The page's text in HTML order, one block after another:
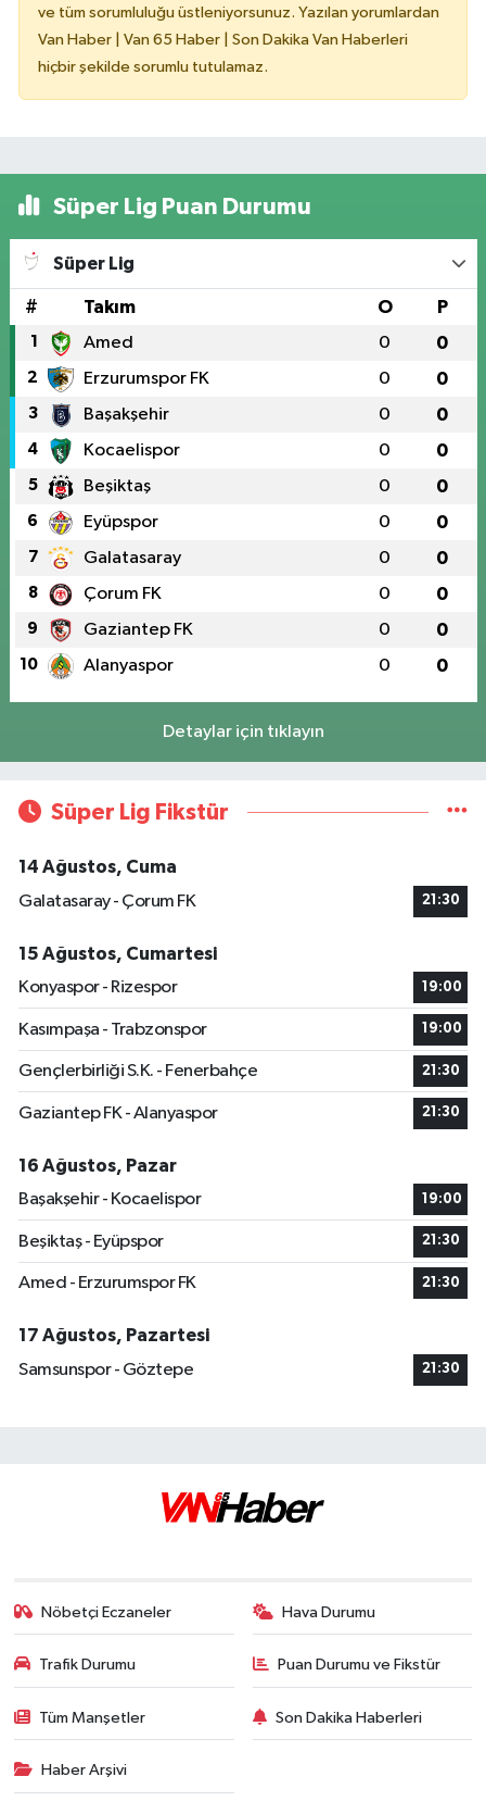
ve tüm sorumluluğu üstleniyorsunuz. Yazılan yorumlardan
Van Haber | Van 65 Haber | Son Dakika Van Haberleri
hiçbir şekilde sorumlu tutulamaz.
Süper Lig Puan Durumu
Süper Lig
# Takım O P
1 Amed 0 0
2 Erzurumspor FK 0 0
3 Başakşehir 0 0
4 Kocaelispor 0 0
5 Beşiktaş 0 0
6 Eyüpspor 0 0
7 Galatasaray 0 0
8 Çorum FK 0 0
9 Gaziantep FK 0 0
10 Alanyaspor 0 0
Detaylar için tıklayın
Süper Lig Fikstür
14 Ağustos, Cuma
Galatasaray - Çorum FK
21:30
15 Ağustos, Cumartesi
Konyaspor - Rizespor
19:00
Kasımpaşa - Trabzonspor 19:00
Gençlerbirliği S.K. - Fenerbahçe 21:30
Gaziantep FK - Alanyaspor 21:30
16 Ağustos, Pazar
Başakşehir - Kocaelispor
19:00
Beşiktaş - Eyüpspor 21:30
Amed - Erzurumspor FK 21:30
17 Ağustos, Pazartesi
Samsunspor - Göztepe
21:30
Nöbetçi Eczaneler Hava Durumu
Trafik Durumu Puan Durumu ve Fikstür
Tüm Manşetler Son Dakika Haberleri
Haber Arşivi